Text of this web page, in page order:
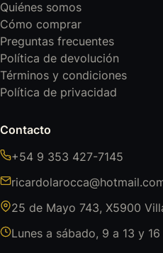
Quiénes somos
Cómo comprar
Preguntas frecuentes
Política de devolución
Términos y condiciones
Política de privacidad
Contacto
+54 9 353 427-7145
25 de Mayo 743, X5900
Lunes a sábado, 9 a 13 y 16